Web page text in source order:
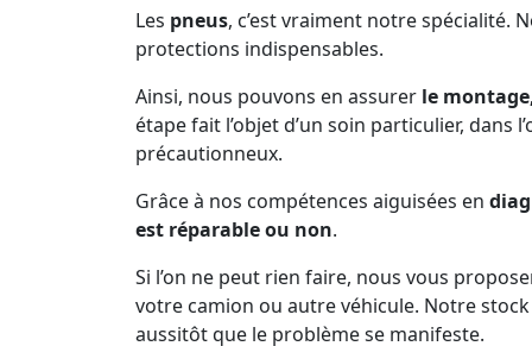
Les pneus, c’est vraiment notre spécialité.
protections indispensables.
Ainsi, nous pouvons en assurer le
étape fait l’objet d’un soin particulier, dans
précautionneux.
Grâce à nos compétences aiguisées en
est réparable ou non.
Si l’on ne peut rien faire, nous vous
votre camion ou autre véhicule. Notre
aussitôt que le problème se manifeste.